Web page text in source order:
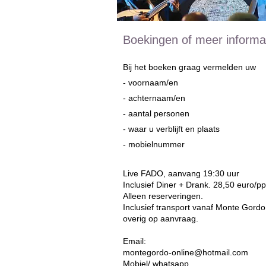
Boekingen of meer
Bij het boeken graag vermelden uw
- voornaam/en
- achternaam/en
- aantal personen
- waar u verblijft en plaats
- mobielnummer
​Live FADO, aanvang 19:30 uur
Inclusief Diner + Drank. 28,50 euro/pp
Alleen reserveringen.
Inclusief transport vanaf Monte Gordo
overig op aanvraag.
Email:
montegordo-online@hotmail.com
Mobiel/ whatsapp